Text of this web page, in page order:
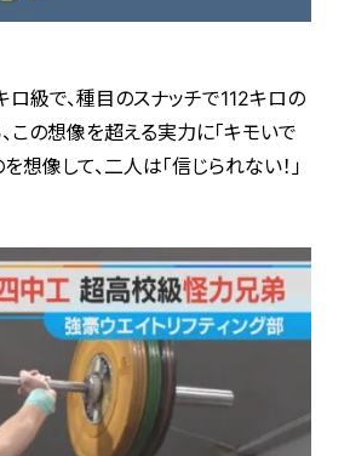
級で、種目のスナッチで112キロの
この想像を超える実力に「キモいで
像して、二人は「信じられない！」